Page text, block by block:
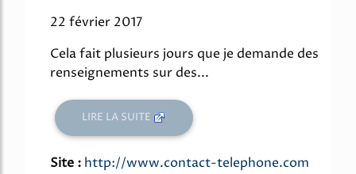
22 février 2017
Cela fait plusieurs jours que je demande des
renseignements sur des...
LIRE LA SUITE
Site : http://www.contact-telephone.com